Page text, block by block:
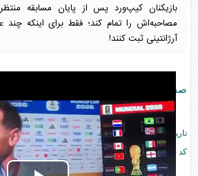
بازیکنان کیپ‌ورد پس از پایان مسابقه
مصاحبه‌اش را تمام کند؛ فقط برای اینکه
آرژانتینی ثبت کنند!
صفحه اصلی
تاریخ انتشار:۱۸:۱۸ - ۱۳ تير ۱۴۰۵ -
2026 July 04
کد خبر:۳۱۲۳۷۱